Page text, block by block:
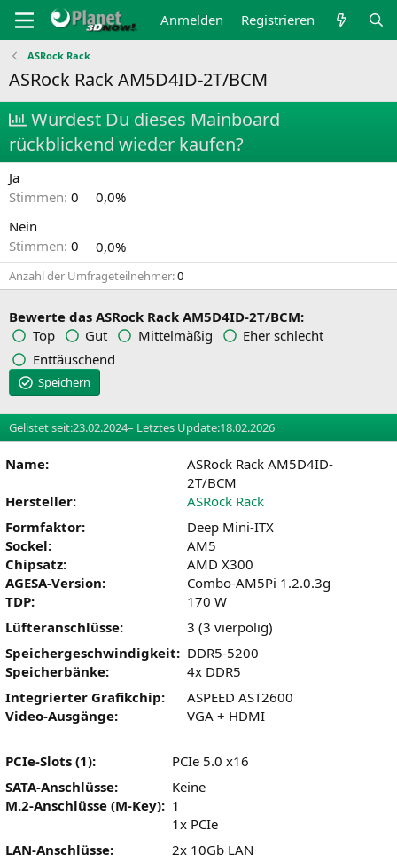
Anmelden Registrieren
ASRock Rack
ASRock Rack AM5D4ID-2T/BCM
Würdest Du dieses Mainboard
rückblickend wieder kaufen?
Ja
Stimmen: 0
0,0%
Nein
Stimmen: 0 0,0%
Anzahl der Umfrageteilnehmer 0
Bewerte das ASRock Rack AM5D4ID-2T/BCM:
Top
Gut Mittelmäßig
Eher schlecht
Enttäuschend
Speichern
Gelistet seit:23.02.2024– Letztes Update:18.02.2026
Name:
ASRock Rack AM5D4ID-
2T/BCM
Hersteller:
ASRock Rack
Formfaktor:
Deep Mini-ITX
Sockel:
AM5
Chipsatz:
AMD X300
AGESA-Version:
Combo-AM5Pi 1.2.0.3g
TDP:
170 W
Lüfteranschlüsse:
3 (3 vierpolig)
Speichergeschwindigkeit: DDR5-5200
Speicherbänke:
4x DDR5
Integrierter Grafikchip:
ASPEED AST2600
Video-Ausgänge:
VGA + HDMI
PCIe-Slots (1):
PCIe 5.0 x16
SATA-Anschlüsse:
Keine
M.2-Anschlüsse (M-Key): 1
1x PCIe
LAN-Anschlüsse:
2x 10Gb LAN